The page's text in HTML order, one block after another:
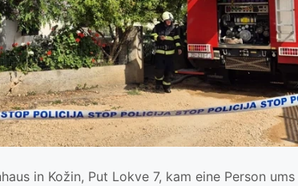
in Kožin, Put Lokve 7, kam eine Person ums